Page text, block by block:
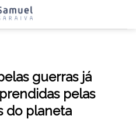
guerras já
pelas
do planeta